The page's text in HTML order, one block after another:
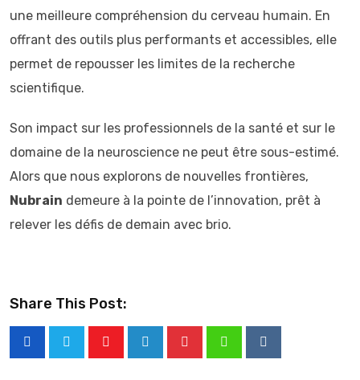
une meilleure compréhension du cerveau humain. En
offrant des outils plus performants et accessibles, elle
permet de repousser les limites de la recherche
scientifique.
Son impact sur les professionnels de la santé et sur le
domaine de la neuroscience ne peut être sous-estimé.
Alors que nous explorons de nouvelles frontières,
Nubrain demeure à la pointe de l’innovation, prêt à
relever les défis de demain avec brio.
Share This Post: